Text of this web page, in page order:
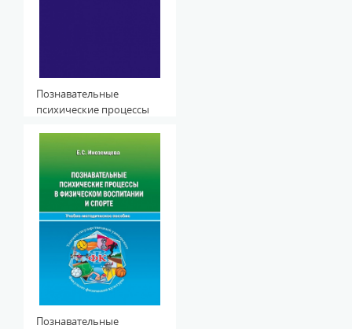
Познавательные
психические процессы
Познавательные